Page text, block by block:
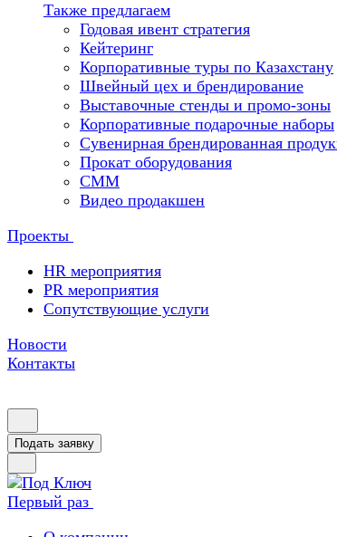
Также предлагаем
Годовая ивент стратегия
Кейтеринг
Корпоративные туры по Казахстану
Швейный цех и брендирование
Выставочные стенды и промо-зоны
Корпоративные подарочные наборы
Сувенирная брендированная
Прокат оборудования
СММ
Видео продакшен
Проекты
HR мероприятия
PR мероприятия
Сопутствующие услуги
Новости
Контакты
Подать заявку
Первый раз